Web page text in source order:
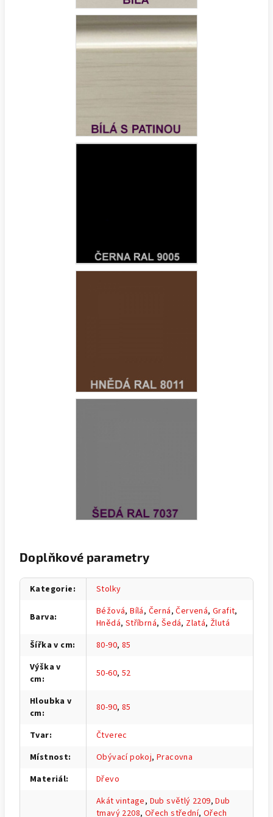
Doplňkové parametry
Kategorie: Stolky
Barva: Béžová,Bílá, Černá,Červená,Grafit,
Hnědá, Stříbrná, Šedá, Zlatá, Žlutá
Šířka v cm: 80-90, 85
Výška v
cm: 50-60, 52
Hloubka v
cm: 80-90, 85
Tvar:
Čtverec
Místnost: Obývací pokoj,Pracovna
Materiál: Dřevo
Akát vintage, Dub světlý 2209,Dub
tmavý 2208, Ořech střední, Ořech